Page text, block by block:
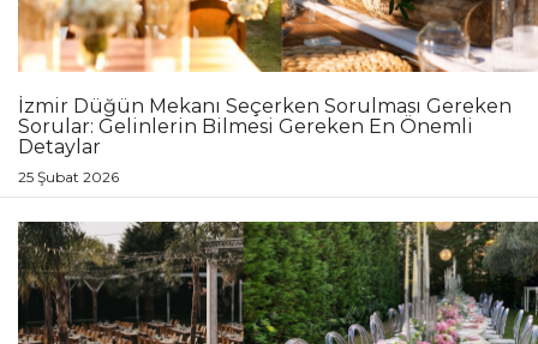
İzmir Düğün Mekanı Seçerken Sorulması Gereken
Sorular: Gelinlerin Bilmesi Gereken En Önemli
Detaylar
25 Şubat 2026